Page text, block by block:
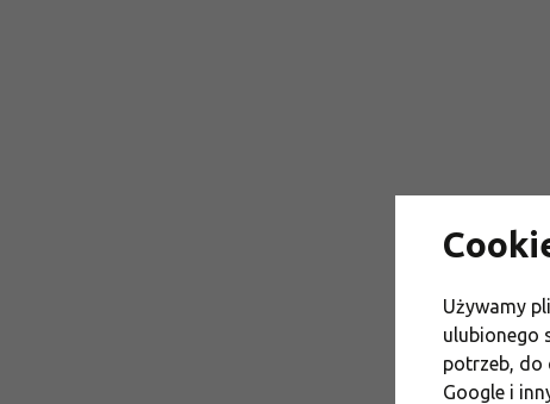
Używamy
ulubionego
potrzeb, do
Google i